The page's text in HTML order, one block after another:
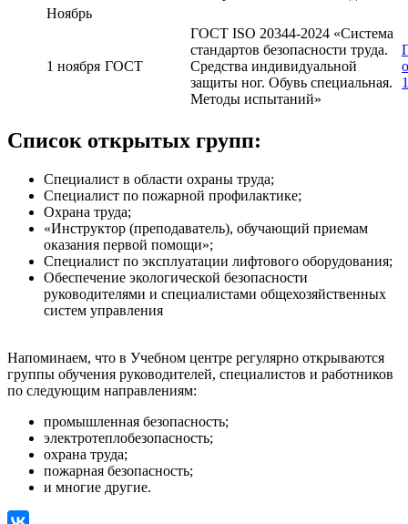
Ноябрь
1 ноября ГОСТ
ГОСТ ISO 20344-2024 «Система
стандартов безопасности труда.
Средства индивидуальной
защиты ног. Обувь специальная.
Методы испытаний»
Список открытых групп:
Специалист в области охраны труда;
Специалист по пожарной профилактике;
Охрана труда;
«Инструктор (преподаватель), обучающий приемам
оказания первой помощи»;
Специалист по эксплуатации лифтового оборудования;
Обеспечение экологической безопасности
руководителями и специалистами общехозяйственных
систем управления
Напоминаем, что в Учебном центре регулярно открываются
группы обучения руководителей, специалистов и работников
по следующим направлениям:
промышленная безопасность;
электротеплобезопасность;
охрана труда;
пожарная безопасность;
и многие другие.